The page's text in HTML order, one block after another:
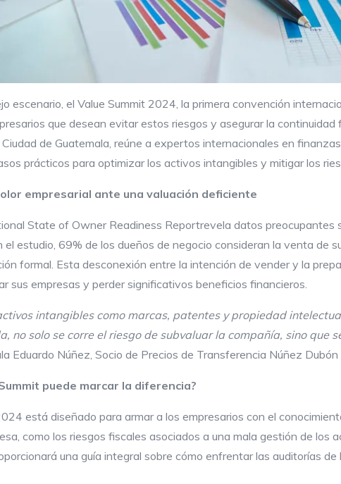
escenario, el Value Summit 2024, la primera convención
que desean evitar estos riesgos y asegurar la
de Guatemala, reúne a expertos internacionales en
prácticos para optimizar los activos intangibles y mitigar los
empresarial ante una valuación deficiente
State of Owner Readiness Reportrevela datos
el estudio, 69% de los dueños de negocio consideran la venta de
formal. Esta desconexión entre la intención de vender y la
sus empresas y perder significativos beneficios financieros.
intangibles como marcas, patentes y propiedad
no solo se corre el riesgo de subvaluar la compañía, sino
Eduardo Núñez, Socio de Precios de Transferencia Núñez
puede marcar la diferencia?
está diseñado para armar a los empresarios con el
como los riesgos fiscales asociados a una mala gestión de
una guía integral sobre cómo enfrentar las auditorías